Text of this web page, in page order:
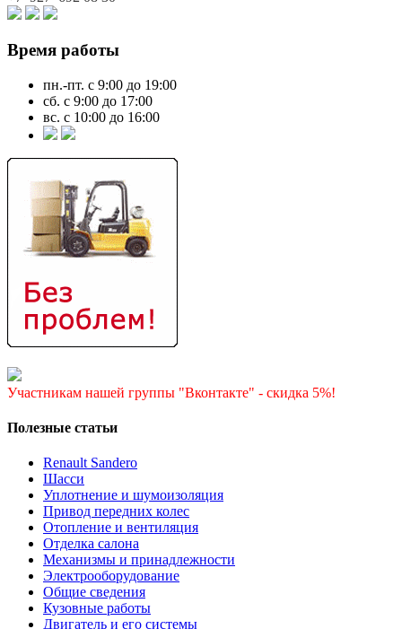
Время работы
пн.-пт. с 9:00 до 19:00
сб. с 9:00 до 17:00
вс. с 10:00 до 16:00
Участникам нашей группы "Вконтакте" - скидка 5%!
Полезные статьи
Renault Sandero
Шасси
Уплотнение и шумоизоляция
Привод передних колес
Отопление и вентиляция
Отделка салона
Механизмы и принадлежности
Электрооборудование
Общие сведения
Кузовные работы
Двигатель и его системы